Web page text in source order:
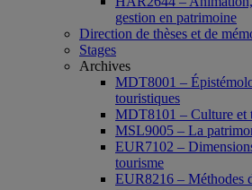
gestion en patrimoine
Direction de thèses et de
Stages
Archives
MDT8001 –
touristiques
MDT8101 – Culture et
MSL9005 – La
EUR7102 –
tourisme
EUR8216 – Méthodes